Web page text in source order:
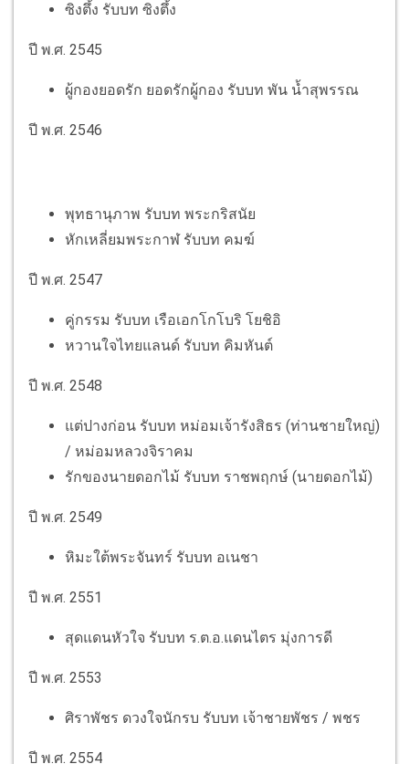
ซิงตึ้ง รับบท ซิงตึ้ง
ปี พ.ศ. 2545
ผู้กองยอดรัก ยอดรักผู้กอง รับบท พัน น้ำสุพรรณ
ปี พ.ศ. 2546
พุทธานุภาพ รับบท พระกริสนัย
หักเหลี่ยมพระกาฬ รับบท คมฆ์
ปี พ.ศ. 2547
คู่กรรม รับบท เรือเอกโกโบริ โยชิอิ
หวานใจไทยแลนด์ รับบท คิมหันต์
ปี พ.ศ. 2548
แต่ปางก่อน รับบท หม่อมเจ้ารังสิธร (ท่านชายใหญ่)
/ หม่อมหลวงจิราคม
รักของนายดอกไม้ รับบท ราชพฤกษ์ (นายดอกไม้)
ปี พ.ศ. 2549
หิมะใต้พระจันทร์ รับบท อเนชา
ปี พ.ศ. 2551
สุดแดนหัวใจ รับบท ร.ต.อ.แดนไตร มุ่งการดี
ปี พ.ศ. 2553
ศิราพัชร ดวงใจนักรบ รับบท เจ้าชายพัชร / พชร
ปี พ.ศ. 2554